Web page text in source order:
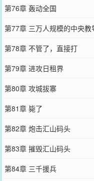
第76章 轰动全国
第77章 三万人规模的中央教
第78章 不管了，直接打
第79章 进攻日租界
第80章 攻城拔寨
第81章 毙了
第82章 炮击汇山码头
第83章 摧毁汇山码头
第84章 三千援兵